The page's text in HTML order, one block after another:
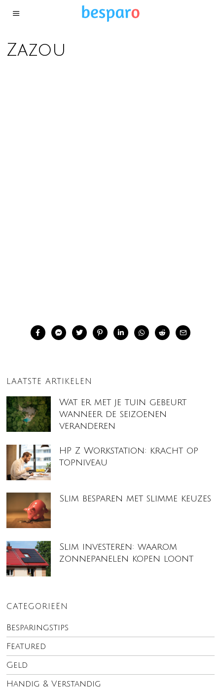
Zazou
LAATSTE ARTIKELEN
Wat er met je tuin gebeurt
wanneer de seizoenen
veranderen
HP Z Workstation: kracht op
topniveau
Slim besparen met slimme keuzes
Slim investeren: waarom
zonnepanelen kopen loont
CATEGORIEËN
Besparingstips
Featured
Geld
Handig & Verstandig